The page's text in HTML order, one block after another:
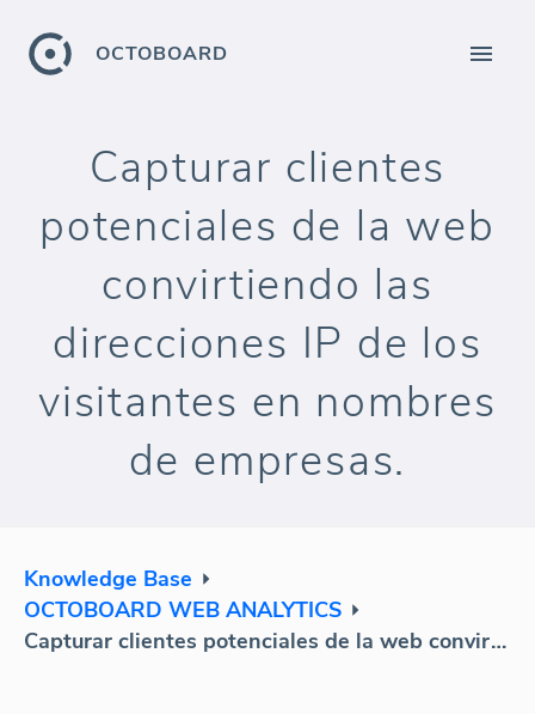
OCTOBOARD
Capturar clientes
potenciales de la web
convirtiendo las
direcciones IP de los
visitantes en nombres
de empresas.
Knowledge Base
OCTOBOARD WEB ANALYTICS
Capturar clientes potenciales de la web convirtiendo las direcciones IP de los visitantes en nombres de empresas.